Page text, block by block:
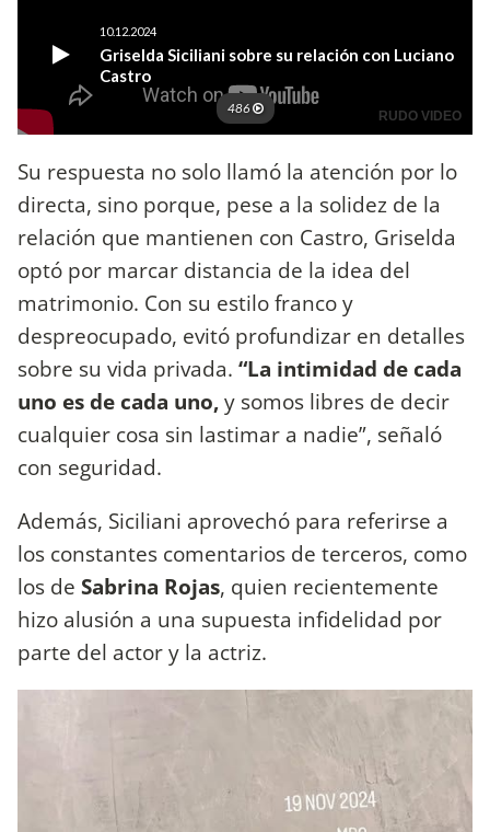
Su respuesta no solo llamó la atención por lo
directa, sino porque, pese a la solidez de la
relación que mantienen con Castro, Griselda
optó por marcar distancia de la idea del
matrimonio. Con su estilo franco y
despreocupado, evitó profundizar en detalles
sobre su vida privada. “La intimidad de cada
uno es de cada uno,y somos libres de decir
cualquier cosa sin lastimar a nadie”, señaló
con seguridad.
Además, Siciliani aprovechó para referirse a
los constantes comentarios de terceros, como
los de Sabrina Rojas, quien recientemente
hizo alusión a una supuesta infidelidad por
parte del actor y la actriz.